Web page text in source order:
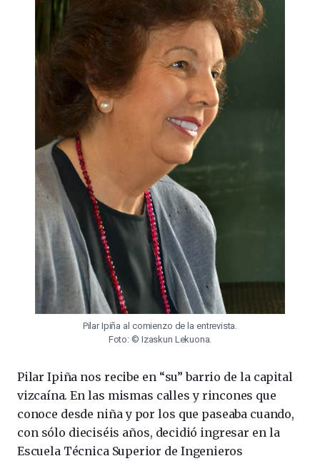
Pilar Ipiña al comienzo de la entrevista.
Foto: © Izaskun Lekuona.
Pilar Ipiña nos recibe en “su” barrio de la capital
vizcaína. En las mismas calles y rincones que
conoce desde niña y por los que paseaba cuando,
con sólo dieciséis años, decidió ingresar en la
Escuela Técnica Superior de Ingenieros